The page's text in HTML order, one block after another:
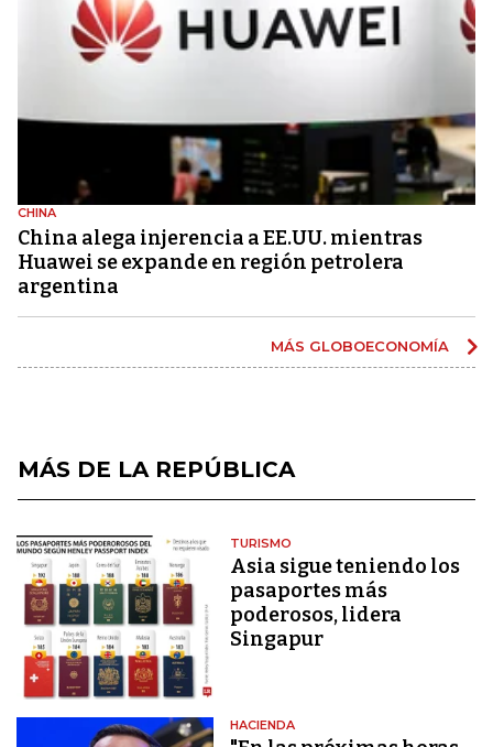
CHINA
China alega injerencia a EE.UU. mientras
Huawei se expande en región petrolera
argentina
MÁS GLOBOECONOMÍA
MÁS DE LA REPÚBLICA
TURISMO
Asia sigue teniendo los
pasaportes más
poderosos, lidera
Singapur
HACIENDA